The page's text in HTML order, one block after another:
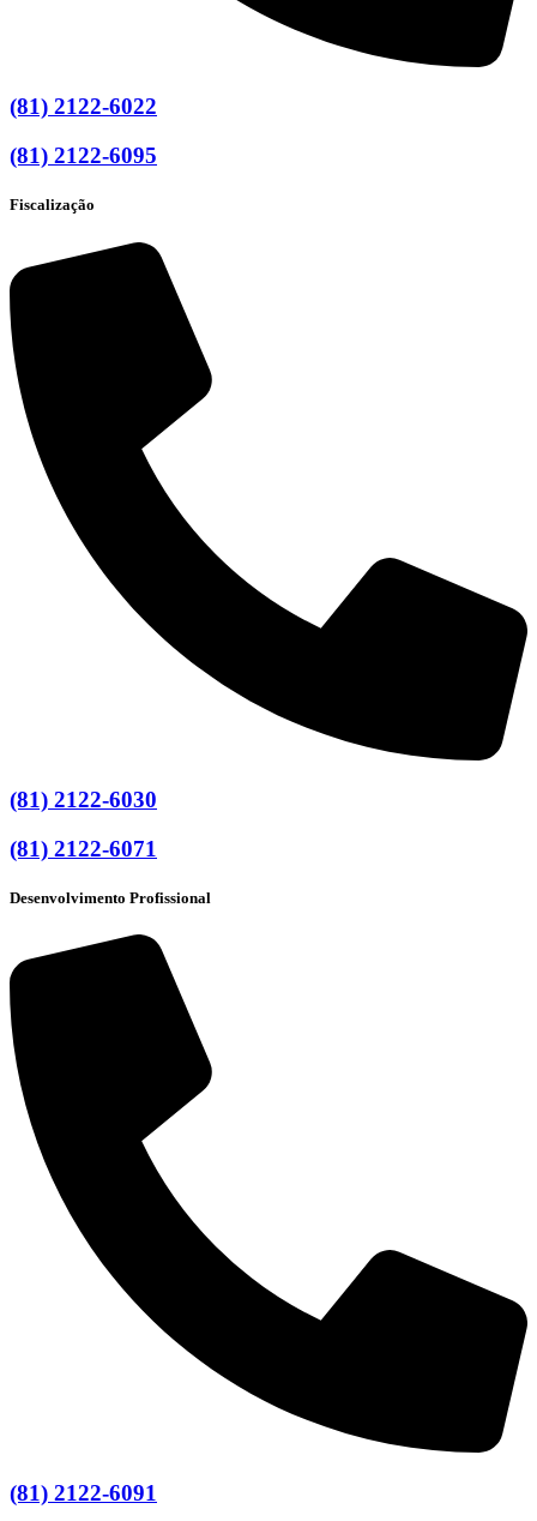
(81) 2122-6022
(81) 2122-6095
Fiscalização
(81) 2122-6030
(81) 2122-6071
Desenvolvimento Profissional
(81) 2122-6091